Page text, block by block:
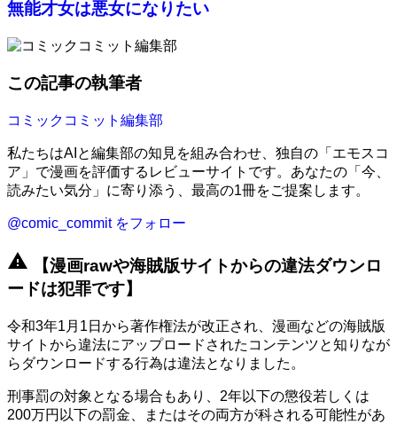
無能才女は悪女になりたい
この記事の執筆者
コミックコミット編集部
私たちはAIと編集部の知見を組み合わせ、独自の「エモスコ
ア」で漫画を評価するレビューサイトです。あなたの「今、
読みたい気分」に寄り添う、最高の1冊をご提案します。
@comic_commit をフォロー
warning 【漫画rawや海賊版サイトからの違法ダウンロ
ードは犯罪です】
令和3年1月1日から著作権法が改正され、漫画などの海賊版
サイトから違法にアップロードされたコンテンツと知りなが
らダウンロードする行為は違法となりました。
刑事罰の対象となる場合もあり、2年以下の懲役若しくは
200万円以下の罰金、またはその両方が科される可能性があ